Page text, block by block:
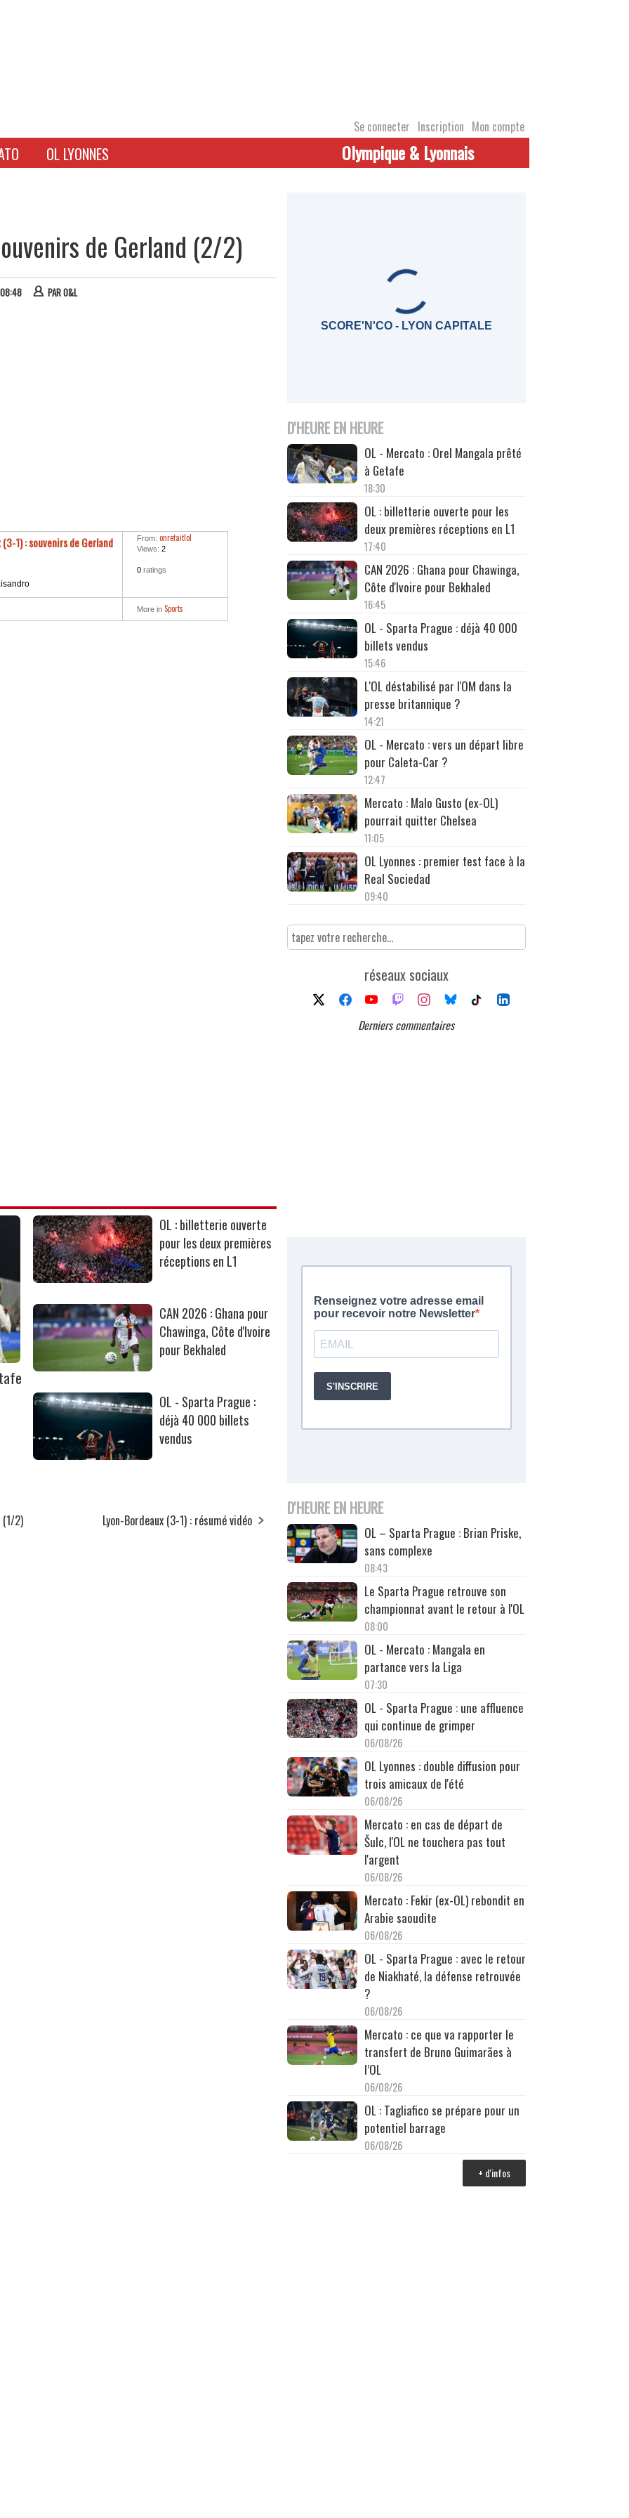
Se connecter Inscription Mon compte
OL LYONNES Olympique & Lyonnais
de Gerland (2/2)
08:48 PARO&L
(3-1) : souvenirs de Gerland
From: onrefaitlol
Views: 2
0 ratings
More in Sports
OL : billetterie ouverte
pour les deux premières
réceptions en L1
CAN 2026 : Ghana pour
Chawinga, Côte d'Ivoire
pour Bekhaled
OL - Sparta Prague :
déjà 40 000 billets
vendus
(1/2) Lyon-Bordeaux (3-1) : résumé vidéo
SCORE'N'CO - LYON CAPITALE
D'HEURE EN HEURE
OL - Mercato : Orel Mangala prêté
à Getafe
18:30
OL : billetterie ouverte pour les
deux premières réceptions en L1
17:40
CAN 2026 : Ghana pour Chawinga,
Côte d'Ivoire pour Bekhaled
16:45
OL - Sparta Prague : déjà 40 000
billets vendus
15:46
L'OL déstabilisé par l'OM dans la
presse britannique ?
14:21
OL - Mercato : vers un départ libre
pour Caleta-Car ?
12:47
Mercato : Malo Gusto (ex-OL)
pourrait quitter Chelsea
11:05
OL Lyonnes : premier test face à la
Real Sociedad
09:40
réseaux sociaux
Derniers commentaires
D'HEURE EN HEURE
OL – Sparta Prague : Brian Priske,
sans complexe
08:43
Le Sparta Prague retrouve son
championnat avant le retour à l'OL
08:00
OL - Mercato : Mangala en
partance vers la Liga
07:30
OL - Sparta Prague : une affluence
qui continue de grimper
06/08/26
OL Lyonnes : double diffusion pour
trois amicaux de l'été
06/08/26
Mercato : en cas de départ de
Šulc, l'OL ne touchera pas tout
l'argent
06/08/26
Mercato : Fekir (ex-OL) rebondit en
Arabie saoudite
06/08/26
OL - Sparta Prague : avec le retour
de Niakhaté, la défense retrouvée
?
06/08/26
Mercato : ce que va rapporter le
transfert de Bruno Guimarães à
l’OL
06/08/26
OL : Tagliafico se prépare pour un
potentiel barrage
06/08/26
+ d'infos